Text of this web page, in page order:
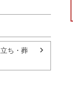
ち・葬